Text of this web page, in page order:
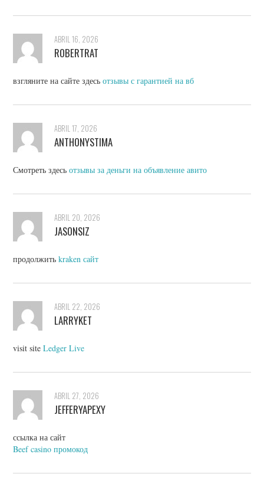
ABRIL 16, 2026
ROBERTRAT
взгляните на сайте здесьотзывы с гарантией на вб
ABRIL 17, 2026
ANTHONYSTIMA
Смотреть здесьотзывы за деньги на объявление авито
ABRIL 20, 2026
JASONSIZ
продолжитьkraken сайт
ABRIL 22, 2026
LARRYKET
visit siteLedger Live
ABRIL 27, 2026
JEFFERYAPEXY
ссылка на сайт
Beef casino промокод